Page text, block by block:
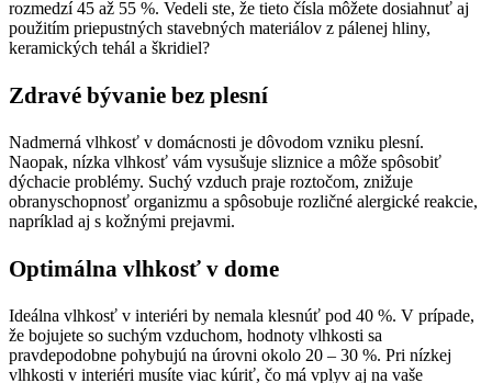
rozmedzí 45 až 55 %. Vedeli ste, že tieto čísla môžete dosiahnuť aj
použitím priepustných stavebných materiálov z pálenej hliny,
keramických tehál a škridiel?
Zdravé bývanie bez plesní
Nadmerná vlhkosť v domácnosti je dôvodom vzniku plesní.
Naopak, nízka vlhkosť vám vysušuje sliznice a môže spôsobiť
dýchacie problémy. Suchý vzduch praje roztočom, znižuje
obranyschopnosť organizmu a spôsobuje rozličné alergické reakcie,
napríklad aj s kožnými prejavmi.
Optimálna vlhkosť v dome
Ideálna vlhkosť v interiéri by nemala klesnúť pod 40 %. V prípade,
že bojujete so suchým vzduchom, hodnoty vlhkosti sa
pravdepodobne pohybujú na úrovni okolo 20 – 30 %. Pri nízkej
vlhkosti v interiéri musíte viac kúriť, čo má vplyv aj na vaše